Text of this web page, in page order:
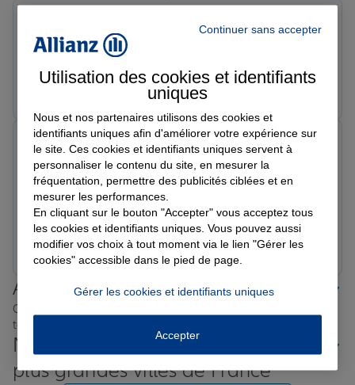
Protection juridique
Retraite
Tous nos devis d'assurance
Le 25/03/2026 - Agence INGRANDES
Prendre un RDV Voir l'agence
Note de 5 sur 5
Le 24/03/2026 - Agence INGRANDES
Conseillère à l'écoute, réactive. A l'écoute de nos
besoins !
MCMLXVI A.
Prendre un RDV Voir l'agence
Allianz proche de chez vous
Où que vous soyez en France, nos agences Allianz sont
toujours près de chez vous.
Nos offres d'assurance dans les
plus grandes villes de France
Continuer sans accepter
Utilisation des cookies et identifiants
uniques
Nous et nos partenaires utilisons des cookies et
identifiants uniques afin d'améliorer votre expérience sur
le site. Ces cookies et identifiants uniques servent à
personnaliser le contenu du site, en mesurer la
fréquentation, permettre des publicités ciblées et en
mesurer les performances.
En cliquant sur le bouton "Accepter" vous acceptez tous
les cookies et identifiants uniques. Vous pouvez aussi
modifier vos choix à tout moment via le lien "Gérer les
cookies" accessible dans le pied de page.
Gérer les cookies et identifiants uniques
Accepter